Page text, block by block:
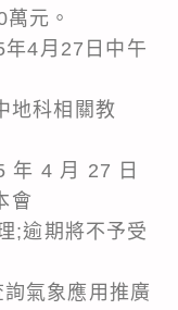
元。
4月27日中午
地科相關教
年 4 月 27 日
會
;逾期將不予受
氣象應用推廣